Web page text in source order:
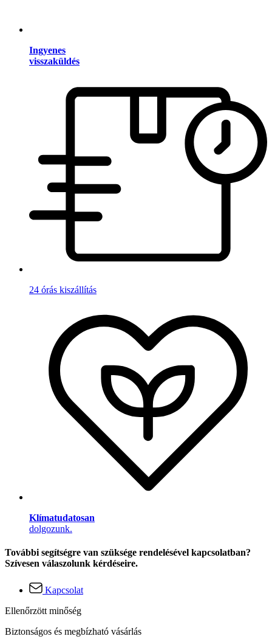
Ingyenes
visszaküldés
24 órás kiszállítás
Klímatudatosan
dolgozunk.
További segítségre van szüksége rendelésével kapcsolatban?
Szívesen válaszolunk kérdéseire.
Kapcsolat
Ellenőrzött minőség
Biztonságos és megbízható vásárlás